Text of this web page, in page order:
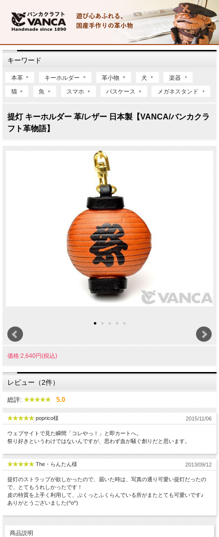
キーワード
本革 キーホルダー 革小物 犬 楽器
猫 魚 スマホ パスケース メガネスタンド
提灯 キーホルダー 革/レザー 日本製【VANCA/バンカクラ
フト革物語】
価格:2,640円(税込)
レビュー（2件）
総評: 5.0
poprico様 2015/11/06
ウェブサイトで見た瞬間「コレやっ！」と即カートへ。
祭り好きというわけではないんですが、思わず血が騒ぐ創りだと思います。
The・らんたん様 2013/09/12
提灯のストラップが欲しかったので、届いた時は、写真の通り可愛い提灯だったの
で、とてもうれしかったです！
皮の特質を上手く利用して、ぷくっとふくらんでいる所がまたとても可愛いです♪
ありがとうございました(^o^)
商品説明